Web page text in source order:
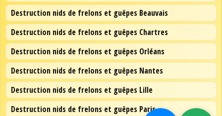
Destruction nids de frelons et guêpes Beauvais
Destruction nids de frelons et guêpes Chartres
Destruction nids de frelons et guêpes Orléans
Destruction nids de frelons et guêpes Nantes
Destruction nids de frelons et guêpes Lille
Destruction nids de frelons et guêpes Paris